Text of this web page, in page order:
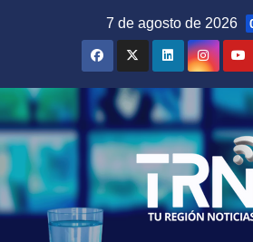
7 de agosto de 2026